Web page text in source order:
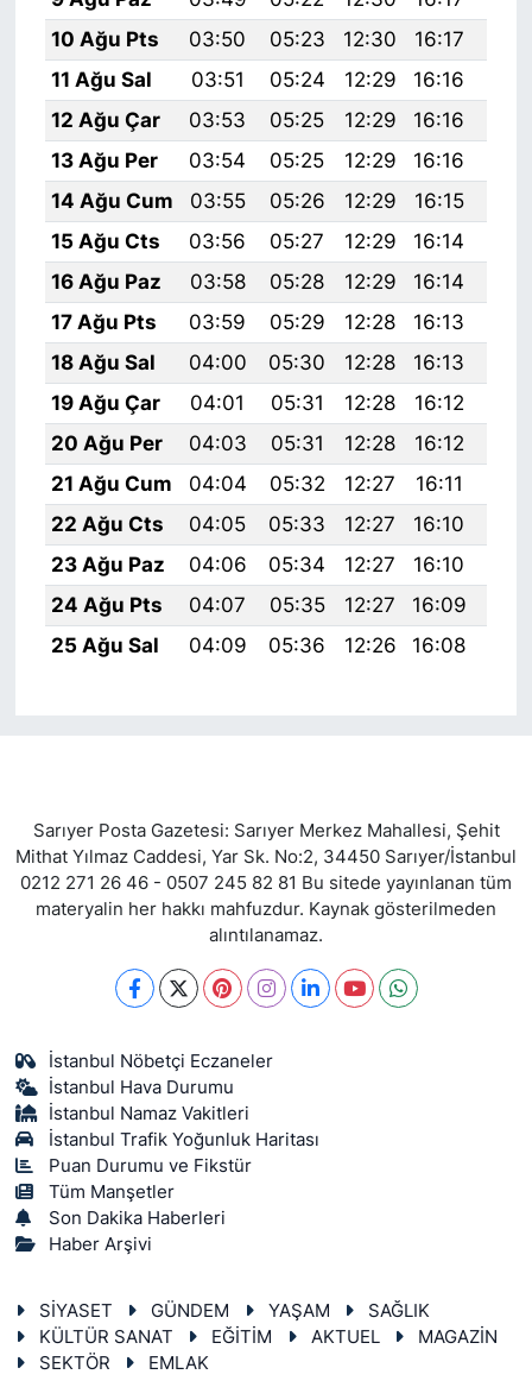
10 Ağu Pts
03:50 05:23 12:30 16:17
11 Ağu Sal
03:51 05:24 12:29 16:16
12 Ağu Çar
03:53 05:25 12:29 16:16
13 Ağu Per
03:54 05:25 12:29 16:16
14 Ağu Cum
03:55 05:26 12:29 16:15
15 Ağu Cts
03:56 05:27 12:29 16:14
16 Ağu Paz
03:58 05:28 12:29 16:14
17 Ağu Pts
03:59 05:29 12:28 16:13
18 Ağu Sal
04:00 05:30 12:28 16:13
19 Ağu Çar
04:01 05:31 12:28 16:12
20 Ağu Per
04:03 05:31 12:28 16:12
21 Ağu Cum
04:04 05:32 12:27 16:11
22 Ağu Cts
04:05 05:33 12:27 16:10
23 Ağu Paz
04:06 05:34 12:27 16:10
24 Ağu Pts
04:07 05:35 12:27 16:09
25 Ağu Sal
04:09 05:36 12:26 16:08
Sarıyer Posta Gazetesi: Sarıyer Merkez Mahallesi, Şehit
Mithat Yılmaz Caddesi, Yar Sk. No:2, 34450 Sarıyer/İstanbul
0212 271 26 46 - 0507 245 82 81 Bu sitede yayınlanan tüm
materyalin her hakkı mahfuzdur. Kaynak gösterilmeden
alıntılanamaz.
İstanbul Nöbetçi Eczaneler
İstanbul Hava Durumu
İstanbul Namaz Vakitleri
İstanbul Trafik Yoğunluk Haritası
Puan Durumu ve Fikstür
Tüm Manşetler
Son Dakika Haberleri
Haber Arşivi
SİYASET GÜNDEM YAŞAM
SAĞLIK
KÜLTÜR SANAT
EĞİTİM AKTUEL
MAGAZİN
SEKTÖR
EMLAK